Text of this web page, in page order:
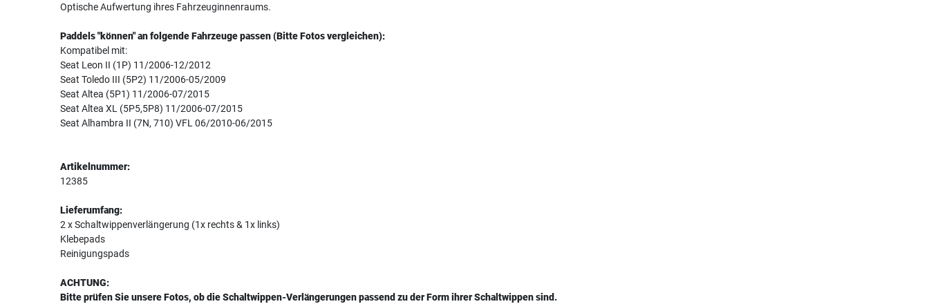
Optische Aufwertung ihres Fahrzeuginnenraums.
Paddels "können" an folgende Fahrzeuge passen (Bitte Fotos vergleichen):
Kompatibel mit:
Seat Leon II (1P) 11/2006-12/2012
Seat Toledo III (5P2) 11/2006-05/2009
Seat Altea (5P1) 11/2006-07/2015
Seat Altea XL (5P5,5P8) 11/2006-07/2015
Seat Alhambra II (7N, 710) VFL 06/2010-06/2015
Artikelnummer:
12385
Lieferumfang:
2 x Schaltwippenverlängerung (1x rechts & 1x links)
Klebepads
Reinigungspads
ACHTUNG:
Bitte prüfen Sie unsere Fotos, ob die Schaltwippen-Verlängerungen passend zu der Form ihrer Schaltwippen sind.